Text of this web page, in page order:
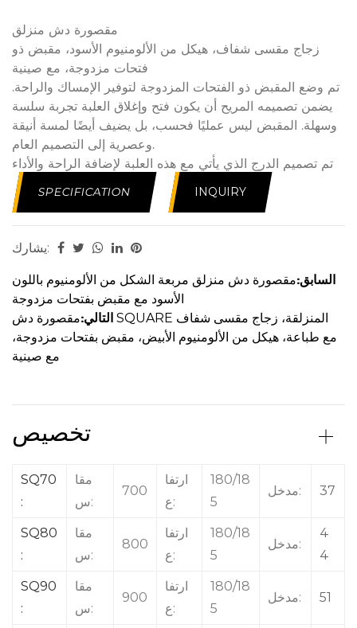
مقصورة دش منزلق
زجاج مقسى شفاف، هيكل من الألومنيوم الأسود، مقبض ذو
فتحات مزدوجة، مع صينية
تم وضع المقبض ذو الفتحات المزدوجة لتوفير الإمساك والراحة.
يضمن تصميمه المريح أن يكون فتح وإغلاق العلبة تجربة سلسة
وسهلة. المقبض ليس عمليًا فحسب، بل يضيف أيضًا لمسة أنيقة
وعصرية إلى التصميم العام.
تم تصميم الدرج الذي يأتي مع هذه العلبة لإضافة الراحة والأداء
الوظيفي. يوفر قاعدة ثابتة ومريحة للاستحمام، مما يضمن احتواء
الماء داخل العلبة. تم تصميم الدرج المصنوع من مواد عالية
يعد تركيب حاوية الدش المنزلقة خاليًا من المتاعب، وذلك بفضل
تصميمها سهل الاستخدام. تأتي العلبة مع تعليمات واضحة وجميع
الأجهزة اللازمة، مما يجعل من السهل على أي شخص تركيبها.
تضمن المواد عالية الجودة المستخدمة في بنائه بقاء العلبة في
أفضل حالة لسنوات قادمة.
SPECIFICATION INQUIRY
يشارك:
السابق:مقصورة دش منزلق مربعة الشكل من الألومنيوم باللون
الأسود مع مقبض بفتحات مزدوجة
التالي:مقصورة دش SQUARE المنزلقة، زجاج مقسى شفاف
مع طباعة، هيكل من الألومنيوم الأبيض، مقبض بفتحات مزدوجة،
مع صينية
تخصيص
SQ70
:
مقا
س:
700
ارتفا
ع:
180/18
5
مدخل: 37
SQ80
:
مقا
س:
800
ارتفا
ع:
180/18
5
مدخل:
4
4
SQ90
:
مقا
س:
900
ارتفا
ع:
180/18
5
مدخل: 51